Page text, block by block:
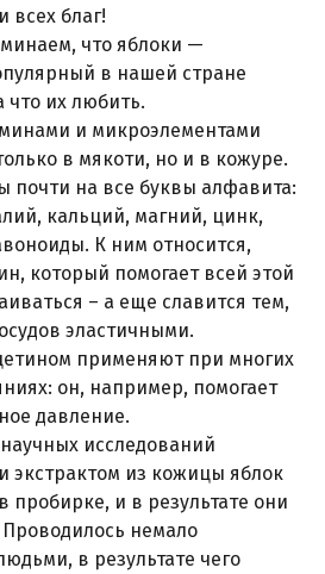
всех благ!
что яблоки —
в нашей стране
что их любить.
и микроэлементами
в мякоти, но и в кожуре.
почти на все буквы алфавита:
кальций, магний, цинк,
К ним относится,
который помогает всей этой
– а еще славится тем,
эластичными.
применяют при многих
он, например, помогает
давление.
исследований
экстрактом из кожицы яблок
пробирке, и в результате они
немало
в результате чего